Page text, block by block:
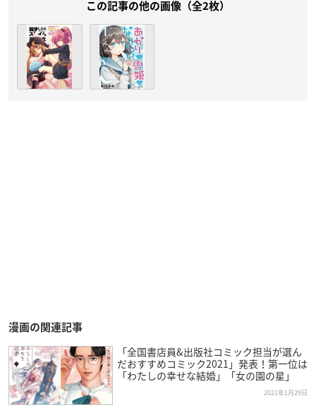
この記事の他の画像（全2枚）
漫画の関連記事
「全国書店員&出版社コミック担当が選ん
だおすすめコミック2021」発表！第一位は
「わたしの幸せな結婚」「女の園の星」
2021年1月29日